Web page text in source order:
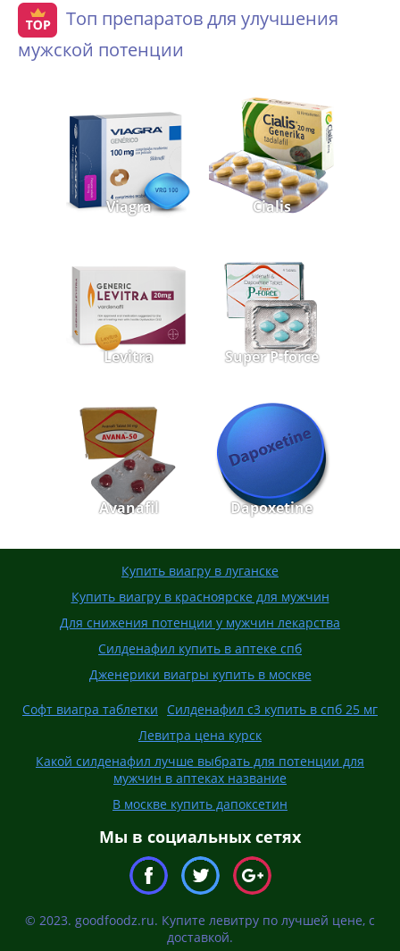
Топ препаратов для улучшения
мужской потенции
Viagra Cialis
Levitra Super P-force
Avanafil Dapoxetine
Купить виагру в луганске
Купить виагру в красноярске для мужчин
Для снижения потенции у мужчин лекарства
Силденафил купить в аптеке спб
Дженерики виагры купить в москве
Софт виагра таблетки Силденафил с3 купить в спб 25 мг
Левитра цена курск
Какой силденафил лучше выбрать для потенции для
мужчин в аптеках название
В москве купить дапоксетин
Мы в социальных сетях
© 2023. goodfoodz.ru. Купите левитру по лучшей цене, с
доставкой.